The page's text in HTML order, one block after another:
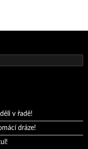
v řadě!
dráze!